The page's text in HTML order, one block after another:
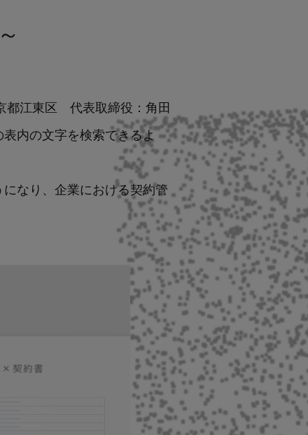
都江東区 代表取締役：角田
内の文字を検索できるよ
なり、企業における契約管